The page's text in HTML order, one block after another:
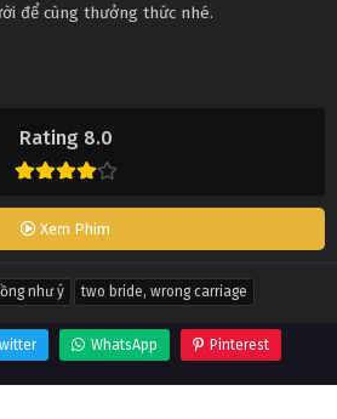
Rating 8.0
Xem Phim
để cùng thưởng thức nhé.
như ý two bride, wrong carriage
WhatsApp Pinterest